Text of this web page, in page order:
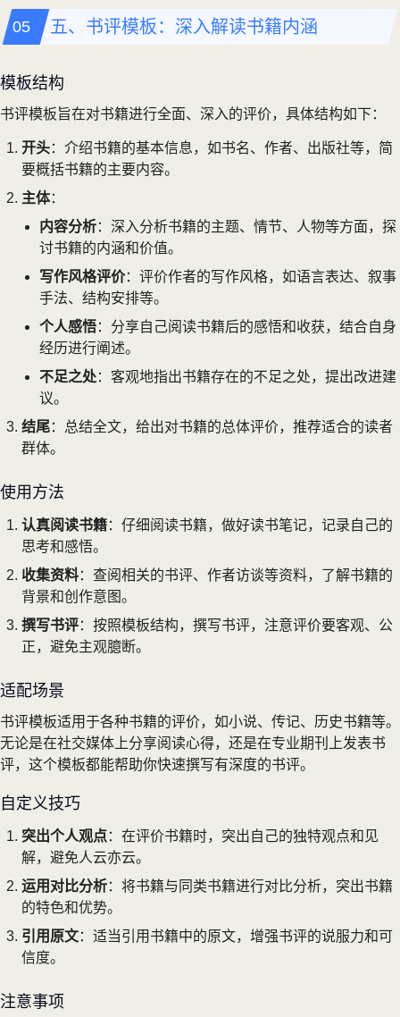
五、书评模板：深入解读书籍内涵
模板结构
书评模板旨在对书籍进行全面、深入的评价，具体结构如下：
开头：介绍书籍的基本信息，如书名、作者、出版社等，简
要概括书籍的主要内容。
主体：
内容分析：深入分析书籍的主题、情节、人物等方面，探
讨书籍的内涵和价值。
写作风格评价：评价作者的写作风格，如语言表达、叙事
手法、结构安排等。
个人感悟：分享自己阅读书籍后的感悟和收获，结合自身
经历进行阐述。
不足之处：客观地指出书籍存在的不足之处，提出改进建
议。
结尾：总结全文，给出对书籍的总体评价，推荐适合的读者
群体。
使用方法
认真阅读书籍：仔细阅读书籍，做好读书笔记，记录自己的
思考和感悟。
收集资料：查阅相关的书评、作者访谈等资料，了解书籍的
背景和创作意图。
撰写书评：按照模板结构，撰写书评，注意评价要客观、公
正，避免主观臆断。
适配场景
书评模板适用于各种书籍的评价，如小说、传记、历史书籍等。
无论是在社交媒体上分享阅读心得，还是在专业期刊上发表书
评，这个模板都能帮助你快速撰写有深度的书评。
自定义技巧
突出个人观点：在评价书籍时，突出自己的独特观点和见
解，避免人云亦云。
运用对比分析：将书籍与同类书籍进行对比分析，突出书籍
的特色和优势。
引用原文：适当引用书籍中的原文，增强书评的说服力和可
信度。
注意事项